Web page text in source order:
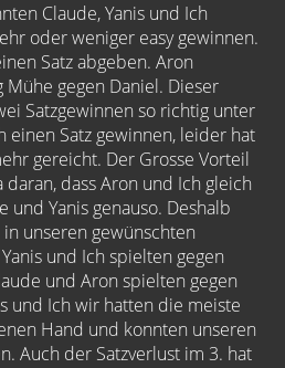
Claude, Yanis und Ich
oder weniger easy gewinnen.
Satz abgeben. Aron
gegen Daniel. Dieser
Satzgewinnen so richtig unter
einen Satz gewinnen, leider hat
gereicht. Der Grosse Vorteil
dass Aron und Ich gleich
und Yanis genauso. Deshalb
unseren gewünschten
und Ich spielten gegen
und Aron spielten gegen
und Ich wir hatten die meiste
Hand und konnten unseren
Auch der Satzverlust im 3. hat